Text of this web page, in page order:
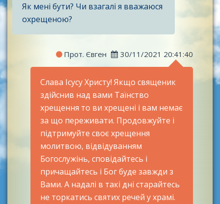
Як мені бути? Чи взагалі я вважаюся
охрещеною?
Прот. Євген 30/11/2021 20:41:40
Слава Ісусу Христу! Якщо священик
здійснив над вами Таїнство
хрещення то ви хрещені і вам немає
за що переживати. Продовжуйте і
підтримуйте своє хрещення
молитвою, відвідуванням
Богослужінь, сповідайтесь і
причащайтесь і Бог буде завжди з
Вами. А надалі в такі дні старайтесь
не торкатись святих речей у храмі.